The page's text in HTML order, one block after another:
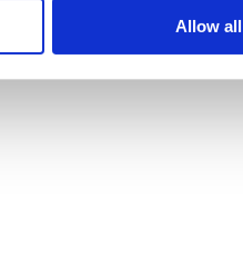
Allow all